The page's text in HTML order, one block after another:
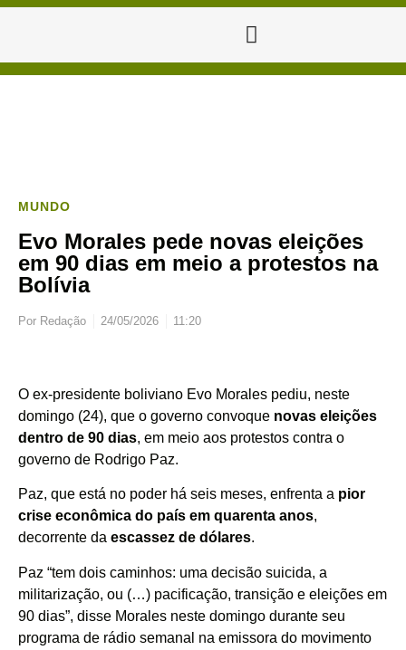
MUNDO
Evo Morales pede novas eleições
em 90 dias em meio a protestos na
Bolívia
Por Redação 24/05/2026 11:20
O ex-presidente boliviano Evo Morales pediu, neste
domingo (24), que o governo convoque novas eleições
dentro de 90 dias, em meio aos protestos contra o
governo de Rodrigo Paz.
Paz, que está no poder há seis meses, enfrenta a pior
crise econômica do país em quarenta anos,
decorrente da escassez de dólares.
Paz “tem dois caminhos: uma decisão suicida, a
militarização, ou (…) pacificação, transição e eleições em
90 dias”, disse Morales neste domingo durante seu
programa de rádio semanal na emissora do movimento